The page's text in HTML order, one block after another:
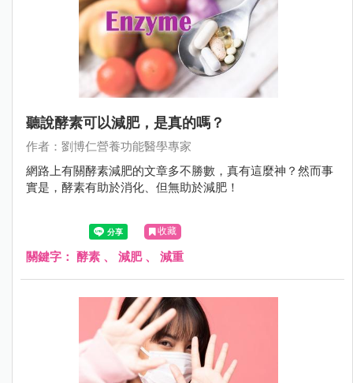
聽說酵素可以減肥，是真的嗎？
作者：劉博仁營養功能醫學專家
網路上有關酵素減肥的文章多不勝數，真有這麼神？然而事
實是，酵素有助於消化、但無助於減肥！
收藏
關鍵字： 酵素 、 減肥、 減重